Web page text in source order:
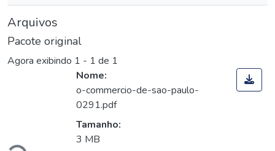
Arquivos
Pacote original
Agora exibindo 1 - 1 de 1
Nome:
o-commercio-de-sao-paulo-
0291.pdf
Tamanho:
3 MB